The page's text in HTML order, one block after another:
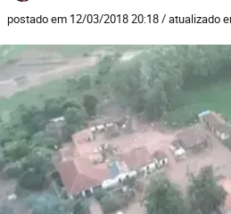
postado em 12/03/2018 20:18 / atualizado